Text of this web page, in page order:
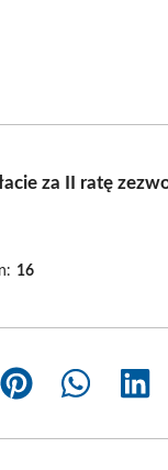
za II ratę
16
Share
Share
Share